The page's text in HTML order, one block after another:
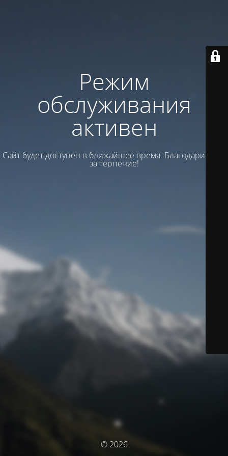
Режим
обслуживания
активен
Сайт будет доступен в ближайшее время. Благодарим вас
за терпение!
© 2026